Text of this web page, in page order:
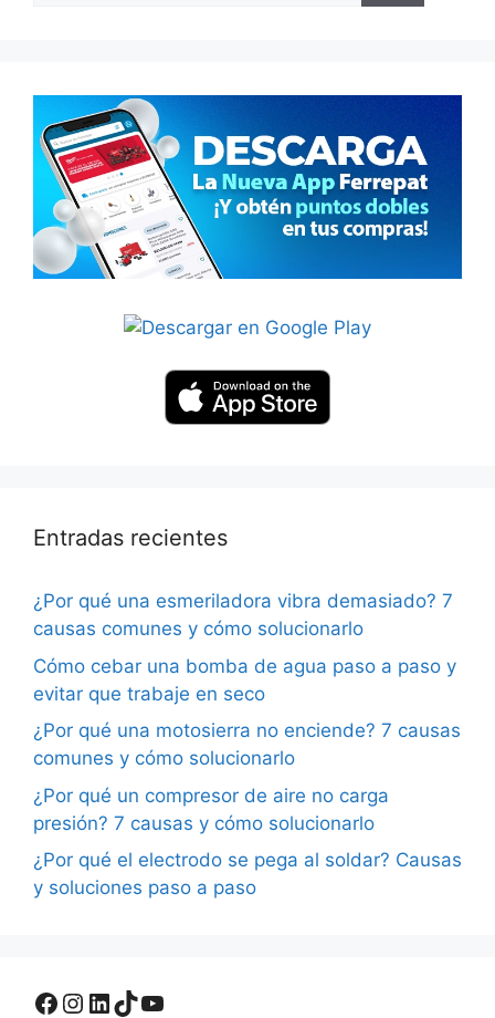
Entradas recientes
¿Por qué una esmeriladora vibra demasiado? 7
causas comunes y cómo solucionarlo
Cómo cebar una bomba de agua paso a paso y
evitar que trabaje en seco
¿Por qué una motosierra no enciende? 7 causas
comunes y cómo solucionarlo
¿Por qué un compresor de aire no carga
presión? 7 causas y cómo solucionarlo
¿Por qué el electrodo se pega al soldar? Causas
y soluciones paso a paso
Facebook
Instagram
LinkedIn
TikTok
YouTube